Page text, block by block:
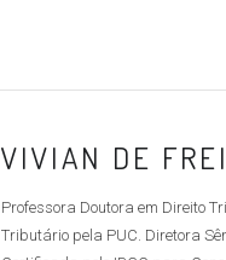
VIVIAN DE
Professora Doutora em Direito
Tributário pela PUC. Diretora